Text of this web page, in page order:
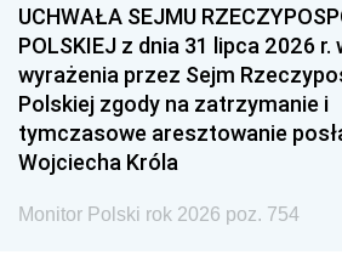
UCHWAŁA SEJMU
POLSKIEJ z dnia 31 lipca 2026 r.
wyrażenia przez Sejm
Polskiej zgody na zatrzymanie i
tymczasowe aresztowanie
Wojciecha Króla
Monitor Polski rok 2026 poz. 754